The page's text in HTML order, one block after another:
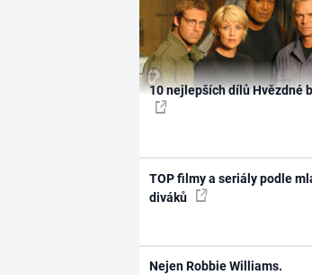
10 nejlepších dílů Hvězdné
TOP filmy a seriály podle
diváků
Nejen Robbie Williams.